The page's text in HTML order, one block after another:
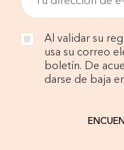
Al validar su
usa su correo
boletín. De
darse de baja